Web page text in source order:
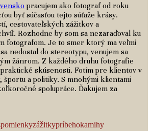
pracujem ako fotograf od roku
byť súčasťou tejto súťaže krásy.
cestovateľských zážitkov a
Rozhodne by som sa nezaraďoval ku
fotografom. Je to smer ktorý ma veľmi
nedostal do stereotypu, venujem sa
žánrom. Z každého druhu fotografie
skúsenosti. Fotím pre klientov v
športu a politiky. S mnohými klientami
spolupráce. Ďakujem za
zážitkypríbehokamihy